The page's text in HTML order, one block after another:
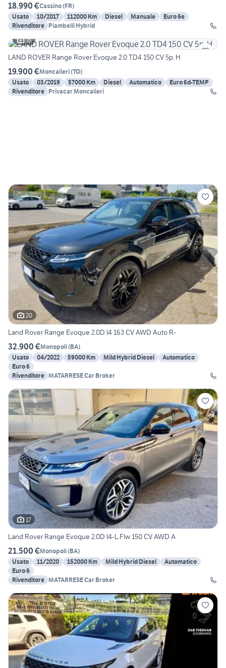
18.990 €Cassino(FR)
Usato
10/2017 112000 Km Diesel Manuale
Euro 6e
Rivenditore Piambelli Hybrid
15
LAND ROVER Range Rover Evoque 2.0 TD4 150 CV 5p. H
19.900 €Moncalieri(TO)
Usato
03/2019 57000 Km Diesel Automatico
Euro 6d-TEMP
Rivenditore Privacar Moncalieri
20
Land Rover Range Evoque 2.0D I4 163 CV AWD Auto R-
32.900 €Monopoli(BA)
Usato
04/2022 59000 Km Mild Hybrid Diesel
Automatico
Euro 6
Rivenditore MATARRESE Car Broker
17
Land Rover Range Evoque 2.0D I4-L.Flw 150 CV AWD A
21.500 €Monopoli(BA)
Usato
11/2020 152000 Km Mild Hybrid Diesel
Automatico
Euro 6
Rivenditore MATARRESE Car Broker